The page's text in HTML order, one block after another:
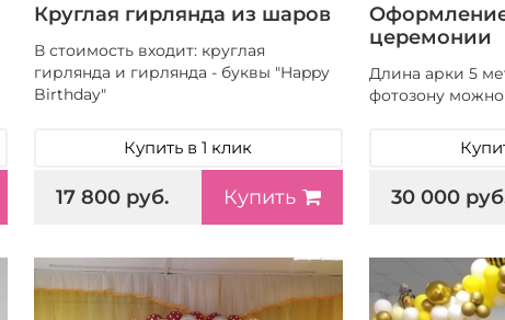
Круглая гирлянда из шаров
В стоимость входит: круглая
гирлянда и гирлянда - буквы "Happy
Birthday"
Купить в 1 клик
17 800 руб. Купить
церемонии
Длина арки 5
фотозону
30 000